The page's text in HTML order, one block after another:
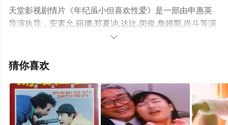
天堂影视剧情片《年纪虽小但喜欢性爱》是一部由申惠英
导演执导，安素允,丽娜,郑夏讷,达比,闵俊,詹姆斯,尚斗等演
员精彩演绎的韩国电影，手机免费观看高清未删减完整版
影、电视猫或剧情网等平台了解。

猜你喜欢